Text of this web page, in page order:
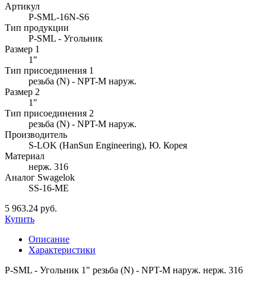
Артикул
P-SML-16N-S6
Тип продукции
P-SML - Угольник
Размер 1
1"
Тип присоединения 1
резьба (N) - NPT-M наруж.
Размер 2
1"
Тип присоединения 2
резьба (N) - NPT-M наруж.
Производитель
S-LOK (HanSun Engineering), Ю. Корея
Материал
нерж. 316
Аналог Swagelok
SS-16-ME
5 963.24 руб.
Купить
Описание
Характеристики
P-SML - Угольник 1" резьба (N) - NPT-M наруж. нерж. 316